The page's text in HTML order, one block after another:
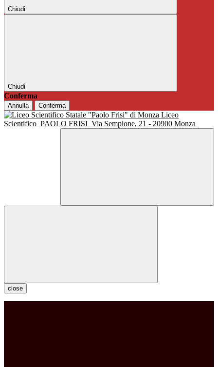
Chiudi
Chiudi
Conferma
Annulla Conferma
Liceo
Scientifico PAOLO FRISI Via Sempione, 21 - 20900 Monza
close